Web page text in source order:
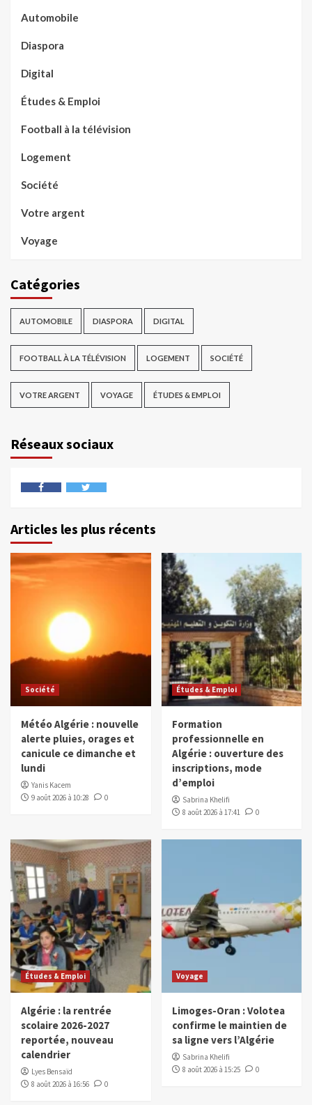
Automobile
Diaspora
Digital
Études & Emploi
Football à la télévision
Logement
Société
Votre argent
Voyage
Catégories
AUTOMOBILE DIASPORA DIGITAL
FOOTBALL À LA TÉLÉVISION LOGEMENT SOCIÉTÉ
VOTRE ARGENT VOYAGE ÉTUDES & EMPLOI
Réseaux sociaux
Articles les plus récents
Société
Météo Algérie : nouvelle
alerte pluies, orages et
canicule ce dimanche et
lundi
Yanis Kacem
9 août 2026 à 10:28
0
Études & Emploi
Formation
professionnelle en
Algérie : ouverture des
inscriptions, mode
d’emploi
Sabrina Khelifi
8 août 2026 à 17:41
0
Études & Emploi
Algérie : la rentrée
scolaire 2026-2027
reportée, nouveau
calendrier
Lyes Bensaïd
8 août 2026 à 16:56
0
Voyage
Limoges-Oran : Volotea
confirme le maintien de
sa ligne vers l’Algérie
Sabrina Khelifi
8 août 2026 à 15:25
0